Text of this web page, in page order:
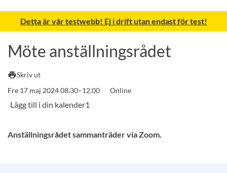
Sök
Andra söktjänster
Detta är vår testwebb! Ej i drift utan endast för test!
Möte anställningsrådet
printSkriv ut
Fre 17 maj 2024 08.30–12.00
Online
Anställningsrådet sammanträder via Zoom.